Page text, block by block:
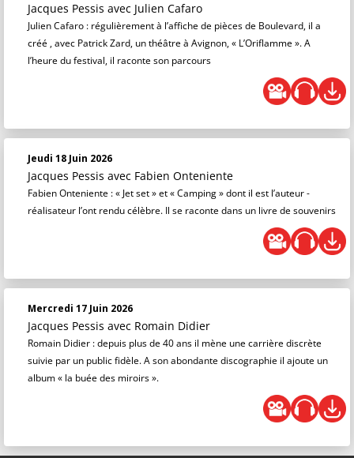
Jacques Pessis avec Julien Cafaro
Julien Cafaro : régulièrement à l’affiche de pièces de Boulevard, il a
créé , avec Patrick Zard, un théâtre à Avignon, « L’Oriflamme ». A
l’heure du festival, il raconte son parcours
Jeudi 18 Juin 2026
Jacques Pessis avec Fabien Onteniente
Fabien Onteniente : « Jet set » et « Camping » dont il est l’auteur -
réalisateur l’ont rendu célèbre. Il se raconte dans un livre de souvenirs
Mercredi 17 Juin 2026
Jacques Pessis avec Romain Didier
Romain Didier : depuis plus de 40 ans il mène une carrière discrète
suivie par un public fidèle. A son abondante discographie il ajoute un
album « la buée des miroirs ».